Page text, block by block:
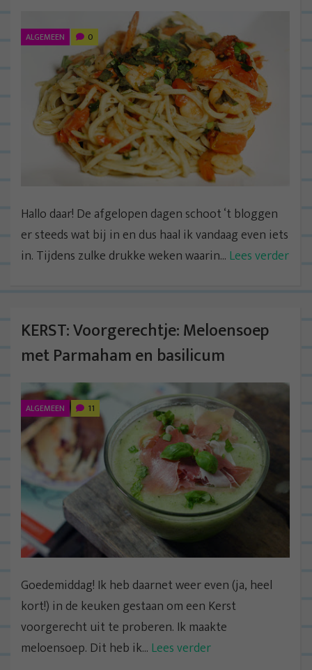
ALGEMEEN 0
Hallo daar! De afgelopen dagen schoot ‘t bloggen
er steeds wat bij in en dus haal ik vandaag even iets
in. Tijdens zulke drukke weken waarin... Lees verder
KERST: Voorgerechtje: Meloensoep
met Parmaham en basilicum
ALGEMEEN 11
Goedemiddag! Ik heb daarnet weer even (ja, heel
kort!) in de keuken gestaan om een Kerst
voorgerecht uit te proberen. Ik maakte
meloensoep. Dit heb ik... Lees verder